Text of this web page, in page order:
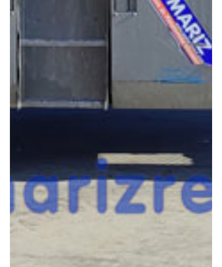
COMPARADOR
¿Tienes dudas a la hora de elegir la máquina que
Compara esta y otras máquinas desde el siguiente botón o ponte
en contacto con nosotros para un asesoramiento más personal.
Comparar
¿Te interesa
esta máquina?
Rellena este formulario y recibiremos tu solicitud
sobre esta máquina para ponernos en contacto
directo contigo.
Genie GS-3384